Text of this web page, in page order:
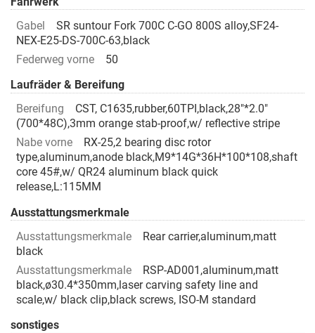
Gabel
SR suntour Fork 700C C-GO 800S alloy,SF24-
NEX-E25-DS-700C-63,black
Federweg vorne
50
Laufräder & Bereifung
Bereifung
CST, C1635,rubber,60TPI,black,28"*2.0"
(700*48C),3mm orange stab-proof,w/ reflective stripe
Nabe vorne
RX-25,2 bearing disc rotor
type,aluminum,anode black,M9*14G*36H*100*108,shaft
core 45#,w/ QR24 aluminum black quick
release,L:115MM
Ausstattungsmerkmale
Ausstattungsmerkmale
Rear carrier,aluminum,matt
black
Ausstattungsmerkmale
RSP-AD001,aluminum,matt
black,ø30.4*350mm,laser carving safety line and
scale,w/ black clip,black screws, ISO-M standard
sonstiges